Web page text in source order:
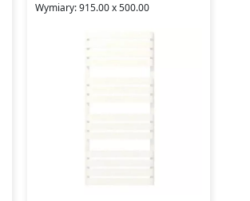
Wymiary: 915.00 x 500.00